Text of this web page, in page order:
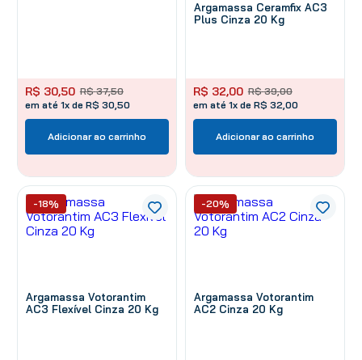
R$ 37,50
R$ 30,50
em até 1x de R$ 30,50
Adicionar ao carrinho
Argamassa Ceramfix AC3
Plus Cinza 20 Kg
R$ 39,00
R$ 32,00
em até 1x de R$ 32,00
Adicionar ao carrinho
Argamassa Votorantim
AC3 Flexível Cinza 20 Kg
-18%
Argamassa Votorantim
AC2 Cinza 20 Kg
-20%